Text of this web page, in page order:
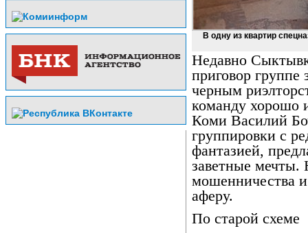
В одну из квартир
Недавно
приговор
черным
команду хорошо
Коми Василий
группировки с
фантазией,
заветные мечты.
мошенничества
аферу.
По старой схеме